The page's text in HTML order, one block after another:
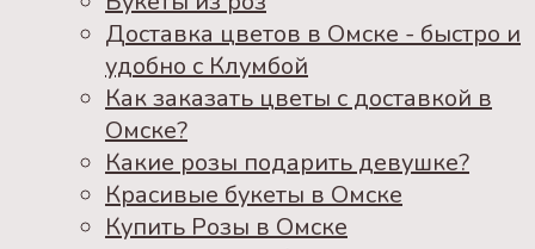
Доставка цветов в Омске - быстро и
удобно с Клумбой
Как заказать цветы с доставкой в
Омске?
Какие розы подарить девушке?
Красивые букеты в Омске
Купить Розы в Омске